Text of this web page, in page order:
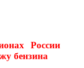
России
бензина